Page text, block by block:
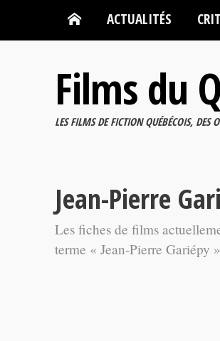
ACTUALITÉS
Films du
LES FILMS DE FICTION QUÉBÉCOIS, DES
Jean-Pierre
Les fiches de films
terme « Jean-Pierre Gariépy